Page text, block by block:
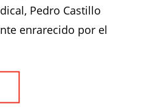
Pedro Castillo
enrarecido por el